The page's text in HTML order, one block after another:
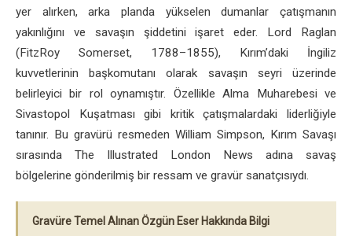
yer alırken, arka planda yükselen dumanlar çatışmanın
yakınlığını ve savaşın şiddetini işaret eder. Lord Raglan
(FitzRoy Somerset, 1788–1855), Kırım’daki İngiliz
kuvvetlerinin başkomutanı olarak savaşın seyri üzerinde
belirleyici bir rol oynamıştır. Özellikle Alma Muharebesi ve
Sivastopol Kuşatması gibi kritik çatışmalardaki liderliğiyle
tanınır. Bu gravürü resmeden William Simpson, Kırım Savaşı
sırasında The Illustrated London News adına savaş
bölgelerine gönderilmiş bir ressam ve gravür sanatçısıydı.
Gravüre Temel Alınan Özgün Eser Hakkında Bilgi